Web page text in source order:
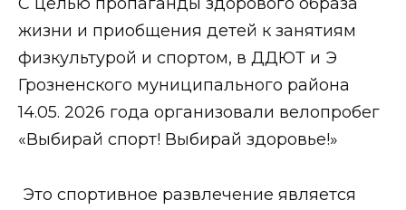
жизни и приобщения детей к занятиям
физкультурой и спортом, в ДДЮТ и Э
Грозненского муниципального района
14.05. 2026 года организовали велопробег
«Выбирай спорт! Выбирай здоровье!»
Это спортивное развлечение является